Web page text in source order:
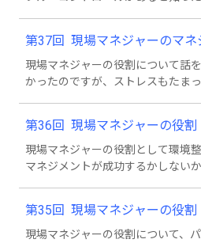
第37回 現場マネジャーのマネ
現場マネジャーの役割について話
かったのですが、ストレスもたま
第36回 現場マネジャーの役割
現場マネジャーの役割として環境
マネジメントが成功するかしない
と・・・。
第35回 現場マネジャーの役割
現場マネジャーの役割について、